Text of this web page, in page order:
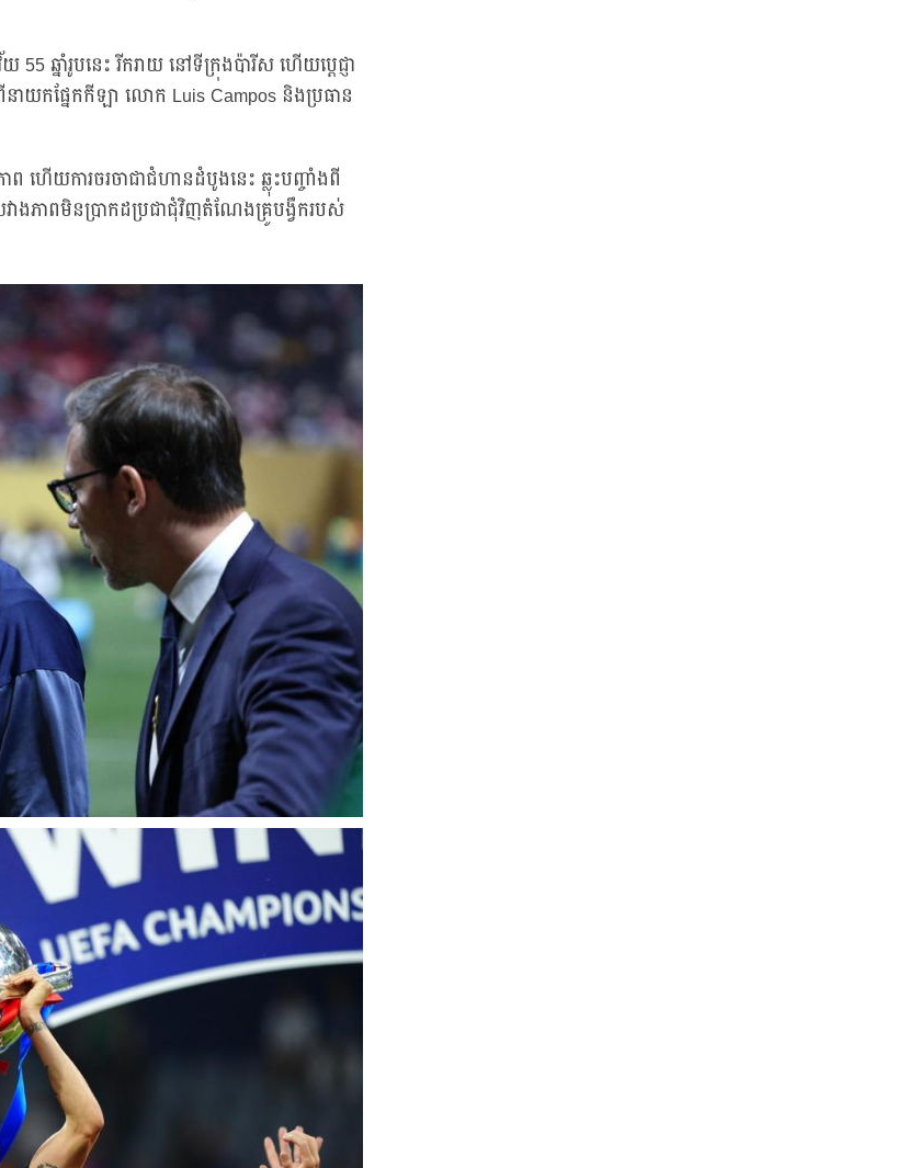
ឆ្នាំរូបនេះ រីករាយ នៅទីក្រុងប៉ារីស ហើយប្តេជ្ញា
ាយកផ្នែកកីឡា លោក Luis Campos និងប្រធាន
ព ហើយការចរចាជាជំហានដំបូងនេះ ឆ្លុះបញ្ចាំងពី
ាងភាពមិនប្រាកដប្រជាជុំវិញតំណែងគ្រូបង្វឹករបស់